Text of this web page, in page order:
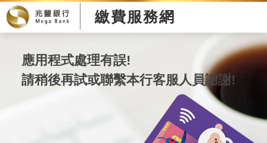
繳費服務網
應用程式處理有誤!
請稍後再試或聯繫本行客服人員謝謝!